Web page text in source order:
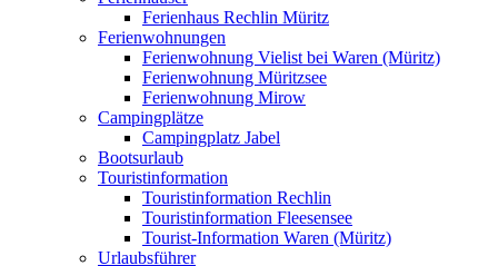
Ferienhaus Rechlin Müritz
Ferienwohnungen
Ferienwohnung Vielist bei Waren (Müritz)
Ferienwohnung Müritzsee
Ferienwohnung Mirow
Campingplätze
Campingplatz Jabel
Bootsurlaub
Touristinformation
Touristinformation Rechlin
Touristinformation Fleesensee
Tourist-Information Waren (Müritz)
Urlaubsführer